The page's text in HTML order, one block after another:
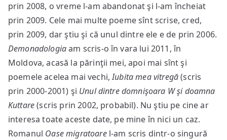
prin 2008, o vreme l-am abandonat şi l-am încheiat
prin 2009. Cele mai multe poeme sînt scrise, cred,
prin 2009, dar ştiu şi că unul dintre ele e de prin 2006.
Demonadologiaam scris-o în vara lui 2011, în
Moldova, acasă la părinţii mei, apoi mai sînt şi
poemele acelea mai vechi,Iubita mea vitregă(scris
prin 2000-2001) şi Unul dintre domnişoara W şi doamna
Kuttare(scris prin 2002, probabil). Nu ştiu pe cine ar
interesa toate aceste date, pe mine în nici un caz.
Romanul Oase migratoarel-am scris dintr-o singură